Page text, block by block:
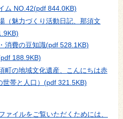
ム NO.42(pdf 844.0KB)
魅力づくり活動日記、那須文
消費の豆知識(pdf 528.1KB)
188.9KB)
の地域文化遺産、こんにちは赤
帯と人口） (pdf 321.5KB)
ァイルをご覧いただくためには、